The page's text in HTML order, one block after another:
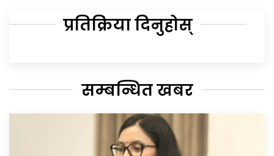
प्रतिक्रिया दिनुहोस्
सम्बन्धित खबर